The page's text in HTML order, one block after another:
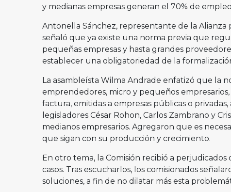
y medianas empresas generan el 70% de
Antonella Sánchez, representante de la
señaló que ya existe una norma previa que
pequeñas empresas y hasta grandes
establecer una obligatoriedad de la
La asambleísta Wilma Andrade enfatizó que la
emprendedores, micro y pequeños
factura, emitidas a empresas públicas o
legisladores César Rohon, Carlos Zambrano y
medianos empresarios. Agregaron que es
que sigan con su producción y crecimiento.
En otro tema, la Comisión recibió a
casos. Tras escucharlos, los comisionados
soluciones, a fin de no dilatar más esta